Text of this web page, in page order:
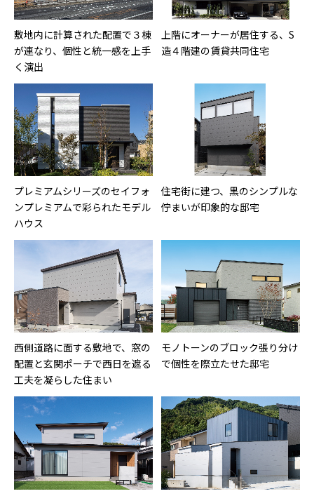
敷地内に計算された配置で３棟
が連なり、個性と統一感を上手
く演出
上階にオーナーが居住する、S
造４階建の賃貸共同住宅
プレミアムシリーズのセイフォ
ンプレミアムで彩られたモデル
ハウス
住宅街に建つ、黒のシンプルな
佇まいが印象的な邸宅
西側道路に面する敷地で、窓の
配置と玄関ポーチで西日を遮る
工夫を凝らした住まい
モノトーンのブロック張り分け
で個性を際立たせた邸宅